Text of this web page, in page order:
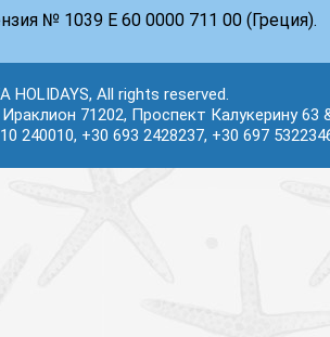
№ 1039 Е 60 0000 711 00 (Греция).
HOLIDAYS, All rights reserved.
Ираклион 71202, Проспект Калукерину 63
240010, +30 693 2428237, +30 697